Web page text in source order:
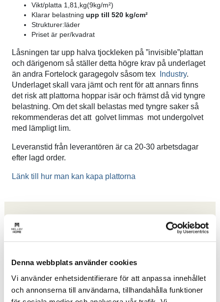
Denna webbplats använder cookies
Vi använder enhetsidentifierare för att anpassa innehållet
och annonserna till användarna, tillhandahålla funktioner
Vikt/platta 1,81,kg(9kg/m²)
Klarar belastning upp till 520 kg/cm²
Strukturer:läder
Priset är per/kvadrat
Låsningen tar upp halva tjockleken på ”invisible”plattan
och därigenom så ställer detta högre krav på underlaget
än andra Fortelock garagegolv såsom tex
Industry.
Underlaget skall vara jämt och rent för att annars finns
det risk att plattorna hoppar isär och främst då vid tyngre
belastning. Om det skall belastas med tyngre saker så
rekommenderas det att golvet limmas mot undergolvet
med lämpligt lim.
Leveranstid från leverantören är ca 20-30 arbetsdagar
efter lagd order.
Länk till hur man kan kapa plattorna
Relaterade produkter
Garagegolv Invisible Eco Classic
Grå